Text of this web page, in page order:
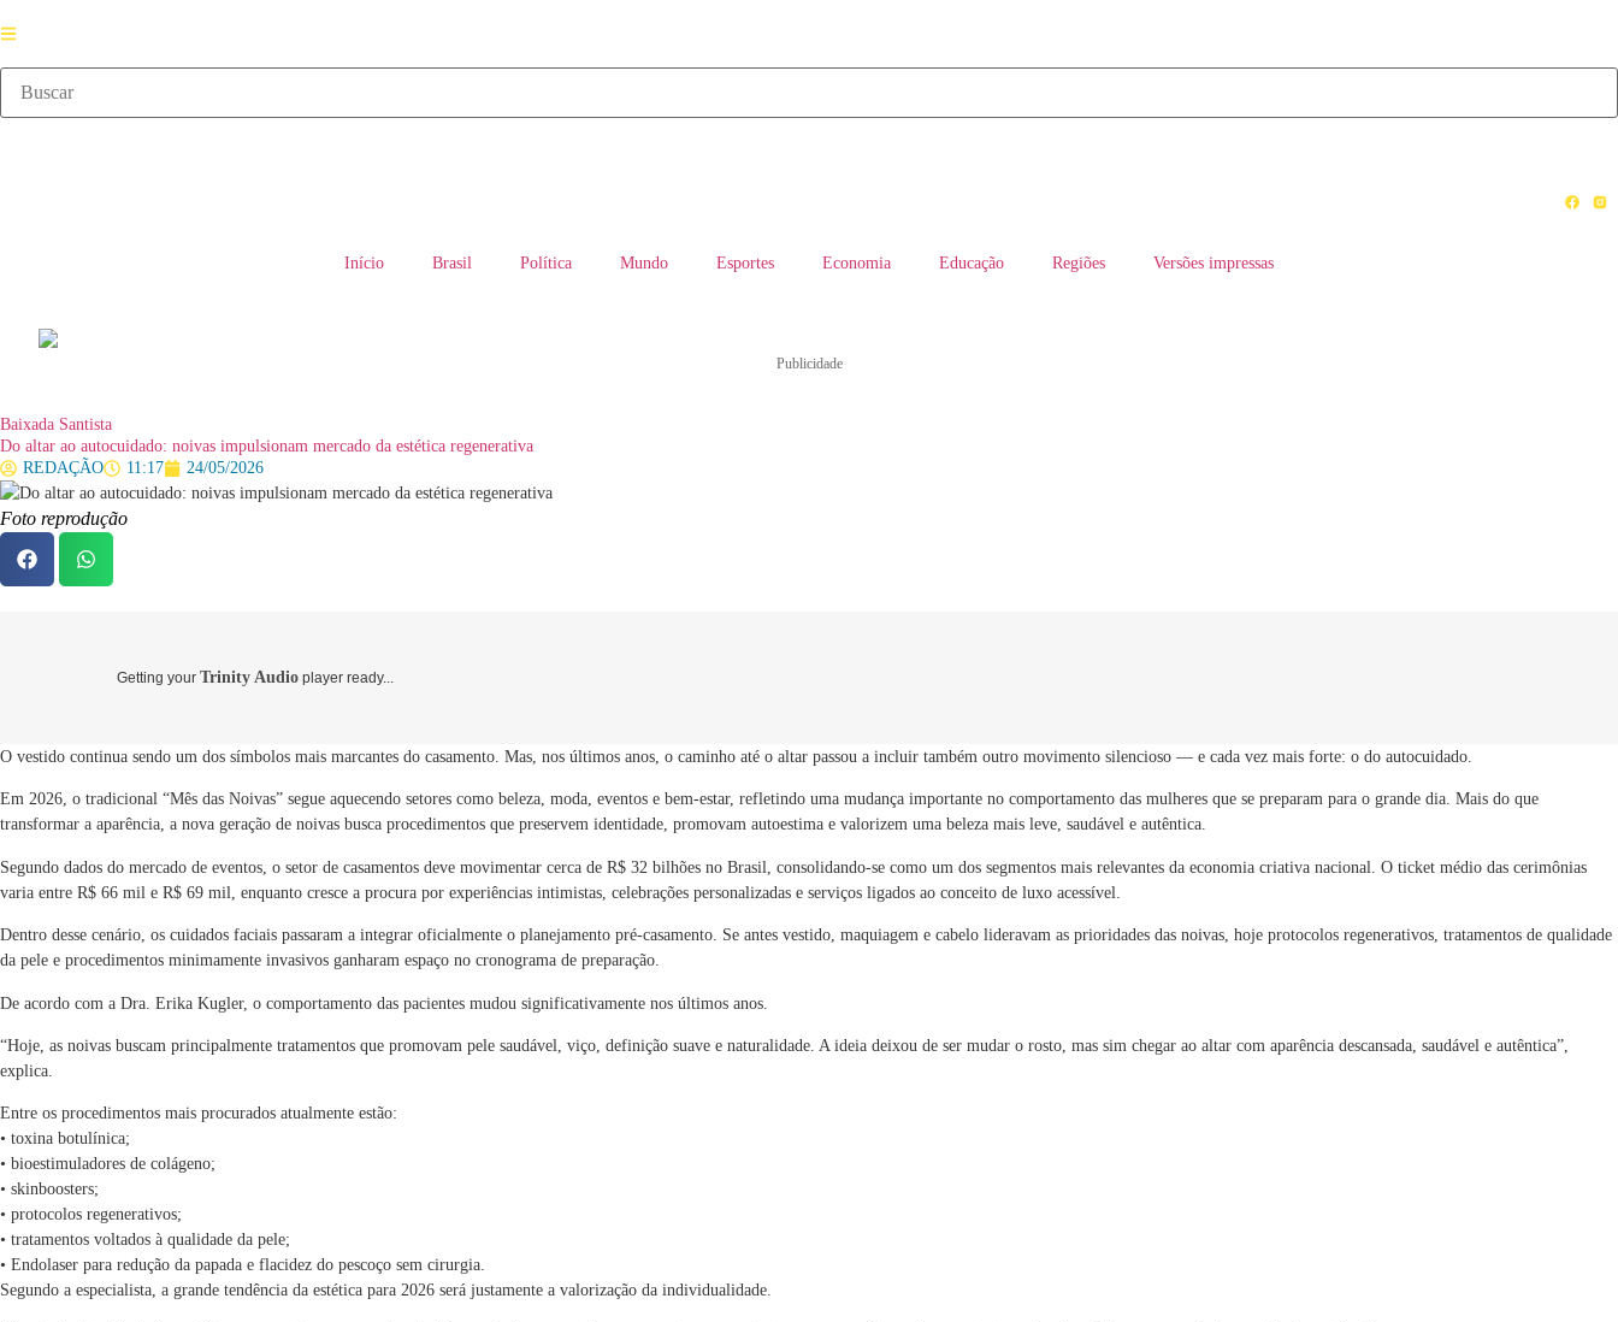
Início Brasil Política Mundo Esportes Economia Educação Regiões Versões impressas
Publicidade
Baixada Santista
Do altar ao autocuidado: noivas impulsionam mercado da estética regenerativa
REDAÇÃO
11:17 24/05/2026
Foto reprodução
Getting your Trinity Audio player ready...
O vestido continua sendo um dos símbolos mais marcantes do casamento. Mas, nos últimos anos, o caminho até o altar passou a incluir também outro movimento silencioso — e cada vez mais forte: o do autocuidado.
Em 2026, o tradicional “Mês das Noivas” segue aquecendo setores como beleza, moda, eventos e bem-estar, refletindo uma mudança importante no comportamento das mulheres que se preparam para o grande dia. Mais do que
transformar a aparência, a nova geração de noivas busca procedimentos que preservem identidade, promovam autoestima e valorizem uma beleza mais leve, saudável e autêntica.
Segundo dados do mercado de eventos, o setor de casamentos deve movimentar cerca de R$ 32 bilhões no Brasil, consolidando-se como um dos segmentos mais relevantes da economia criativa nacional. O ticket médio das cerimônias
varia entre R$ 66 mil e R$ 69 mil, enquanto cresce a procura por experiências intimistas, celebrações personalizadas e serviços ligados ao conceito de luxo acessível.
Dentro desse cenário, os cuidados faciais passaram a integrar oficialmente o planejamento pré-casamento. Se antes vestido, maquiagem e cabelo lideravam as prioridades das noivas, hoje protocolos regenerativos, tratamentos de qualidade
da pele e procedimentos minimamente invasivos ganharam espaço no cronograma de preparação.
De acordo com a Dra. Erika Kugler, o comportamento das pacientes mudou significativamente nos últimos anos.
“Hoje, as noivas buscam principalmente tratamentos que promovam pele saudável, viço, definição suave e naturalidade. A ideia deixou de ser mudar o rosto, mas sim chegar ao altar com aparência descansada, saudável e autêntica”,
explica.
Entre os procedimentos mais procurados atualmente estão:
• toxina botulínica;
• bioestimuladores de colágeno;
• skinboosters;
• protocolos regenerativos;
• tratamentos voltados à qualidade da pele;
• Endolaser para redução da papada e flacidez do pescoço sem cirurgia.
Segundo a especialista, a grande tendência da estética para 2026 será justamente a valorização da individualidade.